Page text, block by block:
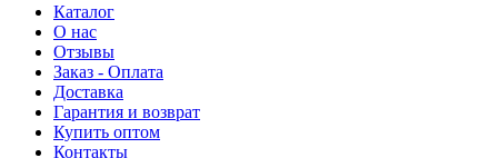
Каталог
О нас
Отзывы
Заказ - Оплата
Доставка
Гарантия и возврат
Купить оптом
Контакты